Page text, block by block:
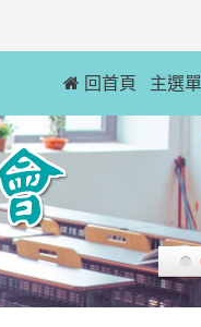
 回首頁 主選單